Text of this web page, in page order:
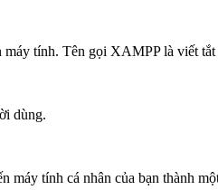
tính. Tên gọi XAMPP là viết
dùng.
tính cá nhân của bạn thành